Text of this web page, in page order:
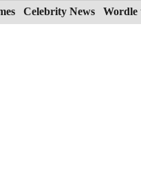
Celebrity News Wordle